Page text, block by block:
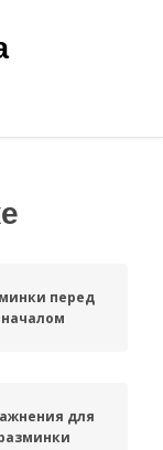
перед
началом
для